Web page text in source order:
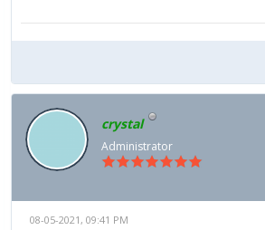
crystal
Administrator
08-05-2021, 09:41 PM